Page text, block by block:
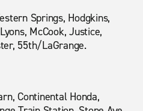
Springs, Hodgkins,
McCook, Justice,
55th/LaGrange.
Continental Honda,